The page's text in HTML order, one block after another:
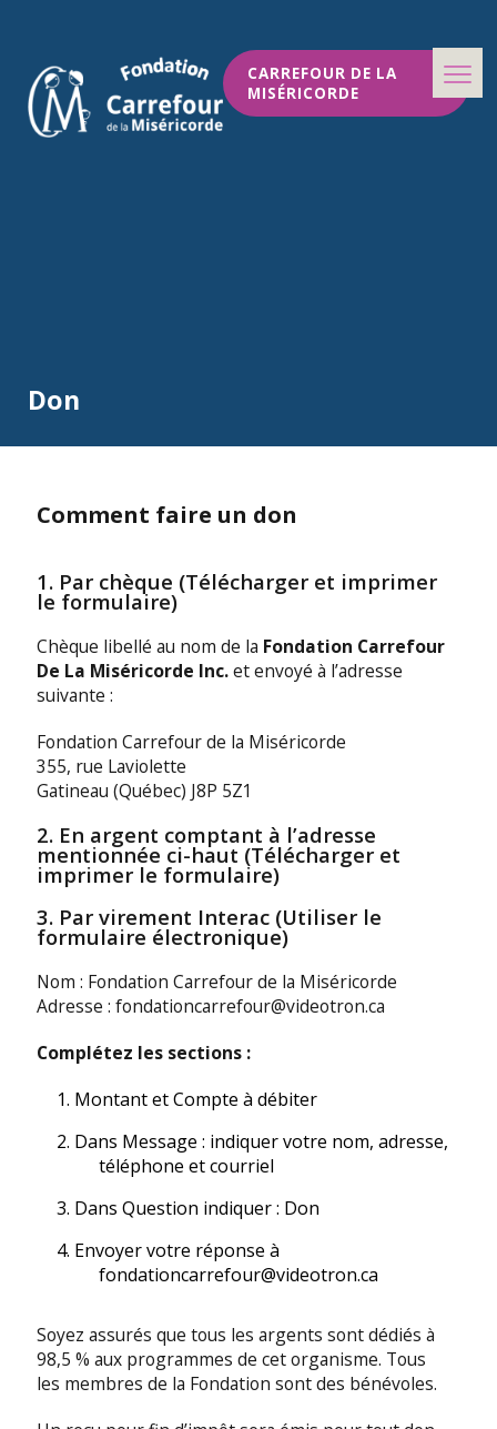
CARREFOUR DE LA
MISÉRICORDE
Don
Comment faire un don
1. Par chèque (Télécharger et imprimer
le formulaire)
Chèque libellé au nom de la Fondation Carrefour
De La Miséricorde Inc.et envoyé à l’adresse
suivante :
Fondation Carrefour de la Miséricorde
355, rue Laviolette
Gatineau (Québec) J8P 5Z1
2. En argent comptant à l’adresse
mentionnée ci-haut (Télécharger et
imprimer le formulaire)
3. Par virement Interac (Utiliser le
formulaire électronique)
Nom : Fondation Carrefour de la Miséricorde
Adresse : fondationcarrefour@videotron.ca
Complétez les sections :
Montant et Compte à débiter
Dans Message : indiquer votre nom, adresse,
téléphone et courriel
Dans Question indiquer : Don
Envoyer votre réponse à
fondationcarrefour@videotron.ca
Soyez assurés que tous les argents sont dédiés à
98,5 % aux programmes de cet organisme. Tous
les membres de la Fondation sont des bénévoles.